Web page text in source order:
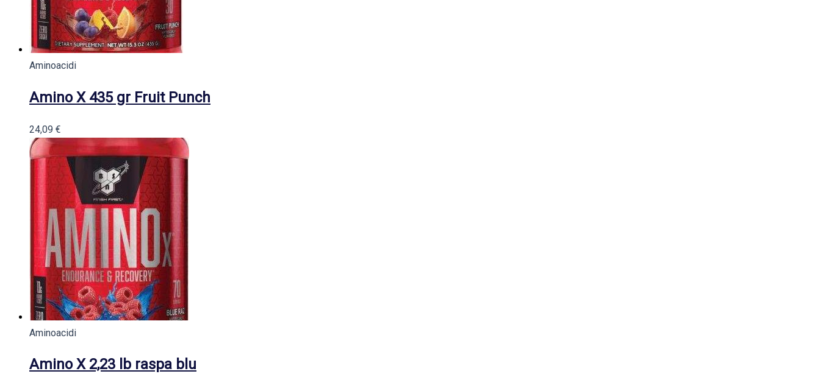
Aminoacidi
Amino X 435 gr Fruit Punch
24,09 €
Aminoacidi
Amino X 2,23 lb raspa blu